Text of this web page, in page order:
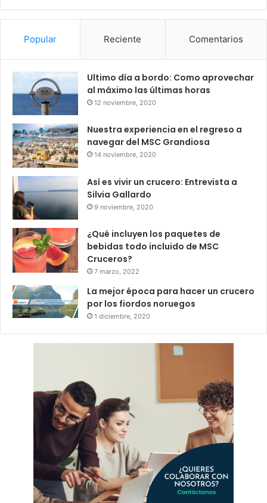
Popular Reciente Comentarios
Ultimo día a bordo: Como aprovechar
al máximo las últimas horas
12 noviembre, 2020
Nuestra experiencia en el regreso a
navegar del MSC Grandiosa
14 noviembre, 2020
Así es vivir un crucero: Entrevista a
Silvia Gallardo
9 noviembre, 2020
¿Qué incluyen los paquetes de
bebidas todo incluido de MSC
Cruceros?
7 marzo, 2022
La mejor época para hacer un crucero
por los fiordos noruegos
1 diciembre, 2020